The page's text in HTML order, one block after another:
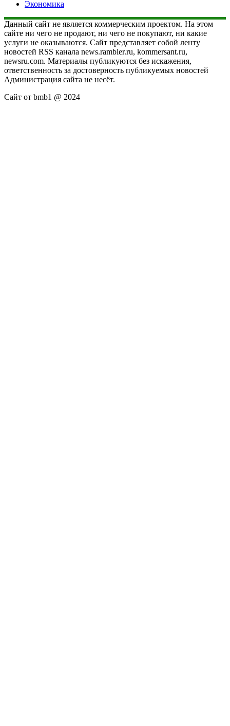
Экономика
Данный сайт не является коммерческим проектом. На этом
сайте ни чего не продают, ни чего не покупают, ни какие
услуги не оказываются. Сайт представляет собой ленту
новостей RSS канала news.rambler.ru, kommersant.ru,
newsru.com. Материалы публикуются без искажения,
ответственность за достоверность публикуемых новостей
Администрация сайта не несёт.
Сайт от bmb1 @ 2024